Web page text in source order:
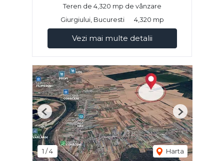
Teren de 4,320 mp de vânzare
Giurgiului, Bucuresti
4,320 mp
Vezi mai multe detalii
1 /4 Harta
Previous Next